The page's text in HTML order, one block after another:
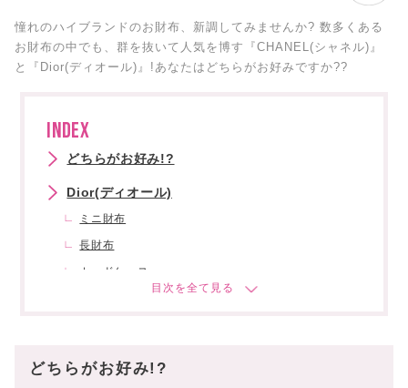
憧れのハイブランドのお財布、新調してみませんか? 数多くある
お財布の中でも、群を抜いて人気を博す『CHANEL(シャネル)』
と『Dior(ディオール)』!あなたはどちらがお好みですか??
INDEX
どちらがお好み!?
Dior(ディオール)
ミニ財布
長財布
カードケース
どちらがお好み!?